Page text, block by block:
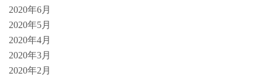
2020年6月
2020年5月
2020年4月
2020年3月
2020年2月